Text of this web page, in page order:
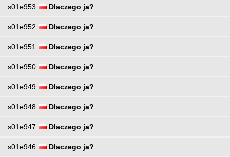
s01e953 Dlaczego ja?
s01e952 Dlaczego ja?
s01e951 Dlaczego ja?
s01e950 Dlaczego ja?
s01e949 Dlaczego ja?
s01e948 Dlaczego ja?
s01e947 Dlaczego ja?
s01e946 Dlaczego ja?